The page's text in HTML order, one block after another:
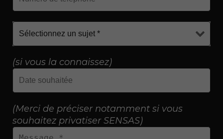
(si vous la connaissez)
(Merci de préciser notamment si vous
souhaitez privatiser SENSAS)